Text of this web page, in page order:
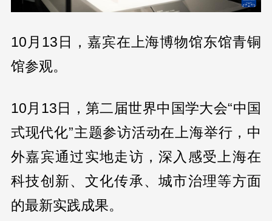
10月13日，嘉宾在上海博物馆东馆青铜
馆参观。
10月13日，第二届世界中国学大会“中国
式现代化”主题参访活动在上海举行，中
外嘉宾通过实地走访，深入感受上海在
科技创新、文化传承、城市治理等方面
的最新实践成果。